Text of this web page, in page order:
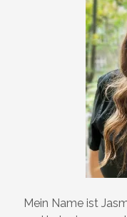
Mein Name ist